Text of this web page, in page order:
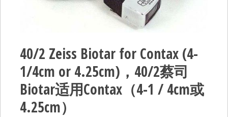
40/2 Zeiss Biotar for Contax (4-
1/4cm or 4.25cm)，40/2蔡司
Biotar适用Contax（4-1 / 4cm或
4.25cm）